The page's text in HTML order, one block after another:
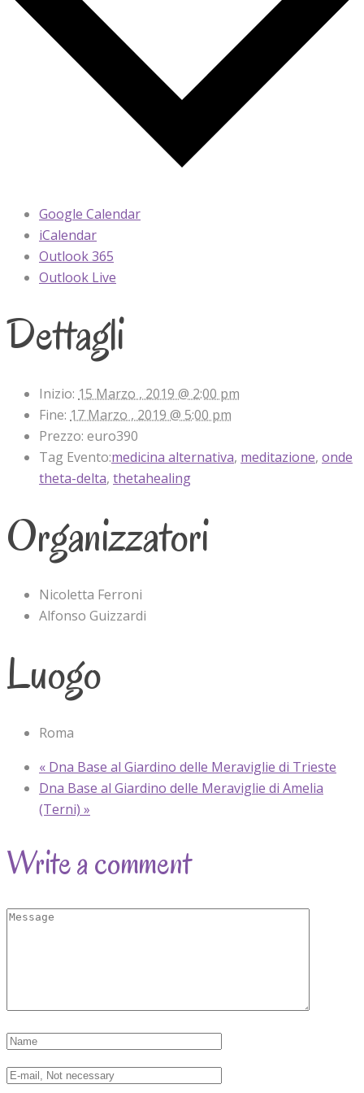
Google Calendar
iCalendar
Outlook 365
Outlook Live
Dettagli
Inizio: 15 Marzo , 2019 @ 2:00 pm
Fine: 17 Marzo , 2019 @ 5:00 pm
Prezzo: euro390
Tag Evento:medicina alternativa, meditazione, onde
theta-delta, thetahealing
Organizzatori
Nicoletta Ferroni
Alfonso Guizzardi
Luogo
Roma
« Dna Base al Giardino delle Meraviglie di Trieste
Dna Base al Giardino delle Meraviglie di Amelia
(Terni) »
Write a comment